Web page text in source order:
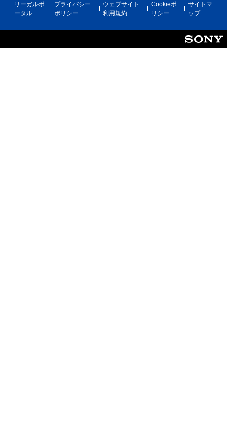
リーガルポ
ータル
プライバシー
ポリシー
ウェブサイト
利用規約
Cookieポ
リシー
サイトマ
ップ